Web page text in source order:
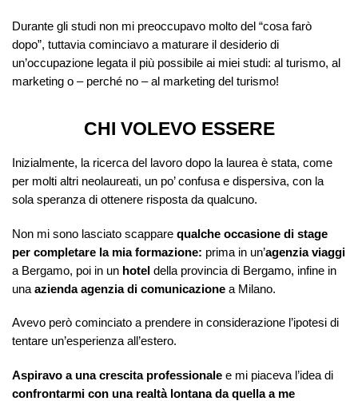
Durante gli studi non mi preoccupavo molto del “cosa farò
dopo”, tuttavia cominciavo a maturare il desiderio di
un’occupazione legata il più possibile ai miei studi: al turismo, al
marketing o – perché no – al marketing del turismo!
CHI VOLEVO ESSERE
Inizialmente, la ricerca del lavoro dopo la laurea è stata, come
per molti altri neolaureati, un po’ confusa e dispersiva, con la
sola speranza di ottenere risposta da qualcuno.
Non mi sono lasciato scappare qualche occasione di stage
per completare la mia formazione: prima in un’agenzia viaggi
a Bergamo, poi in un hotel della provincia di Bergamo, infine in
una azienda agenzia di comunicazione a Milano.
Avevo però cominciato a prendere in considerazione l’ipotesi di
tentare un’esperienza all’estero.
Aspiravo a una crescita professionale e mi piaceva l’idea di
confrontarmi con una realtà lontana da quella a me